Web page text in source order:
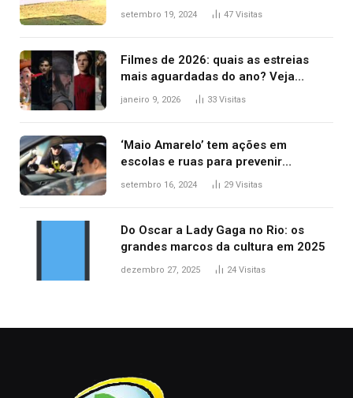
durante confusão no trânsito
setembro 19, 2024 47 Visitas
Filmes de 2026: quais as estreias
mais aguardadas do ano? Veja
principais lançamentos do cinema
janeiro 9, 2026 33 Visitas
‘Maio Amarelo’ tem ações em
escolas e ruas para prevenir
acidentes no trânsito no AP
setembro 16, 2024 29 Visitas
Do Oscar a Lady Gaga no Rio: os
grandes marcos da cultura em 2025
dezembro 27, 2025 24 Visitas